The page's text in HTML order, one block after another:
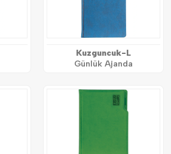
Kuzguncuk-L
Günlük Ajanda